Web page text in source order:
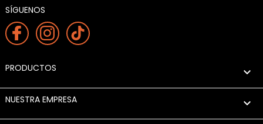
SÍGUENOS
PRODUCTOS 
NUESTRA EMPRESA 